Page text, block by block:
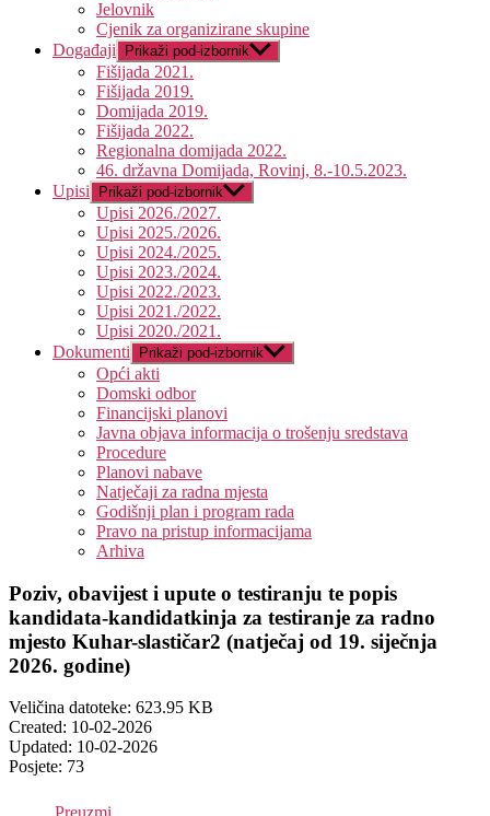
Jelovnik
Cjenik za organizirane skupine
Događaji
Prikaži pod-izbornik
Fišijada 2021.
Fišijada 2019.
Domijada 2019.
Fišijada 2022.
Regionalna domijada 2022.
46. državna Domijada, Rovinj, 8.-10.5.2023.
Upisi
Prikaži pod-izbornik
Upisi 2026./2027.
Upisi 2025./2026.
Upisi 2024./2025.
Upisi 2023./2024.
Upisi 2022./2023.
Upisi 2021./2022.
Upisi 2020./2021.
Dokumenti
Prikaži pod-izbornik
Opći akti
Domski odbor
Financijski planovi
Javna objava informacija o trošenju sredstava
Procedure
Planovi nabave
Natječaji za radna mjesta
Godišnji plan i program rada
Pravo na pristup informacijama
Arhiva
Poziv, obavijest i upute o testiranju te popis
kandidata-kandidatkinja za testiranje za radno
mjesto Kuhar-slastičar2 (natječaj od 19. siječnja
2026. godine)
Veličina datoteke: 623.95 KB
Created: 10-02-2026
Updated: 10-02-2026
Posjete: 73